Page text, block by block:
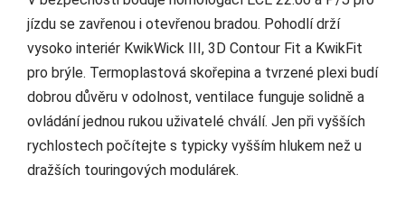
jízdu se zavřenou i otevřenou bradou. Pohodlí drží
vysoko interiér KwikWick III, 3D Contour Fit a KwikFit
pro brýle. Termoplastová skořepina a tvrzené plexi budí
dobrou důvěru v odolnost, ventilace funguje solidně a
ovládání jednou rukou uživatelé chválí. Jen při vyšších
rychlostech počítejte s typicky vyšším hlukem než u
dražších touringových modulárek.